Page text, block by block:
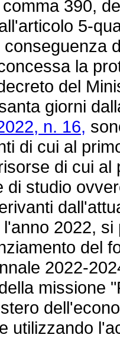
390,
5-
la
del
giorni
n. 16,
di cui al
di cui
di studio
2022,
del
2022-
missione
utilizzando